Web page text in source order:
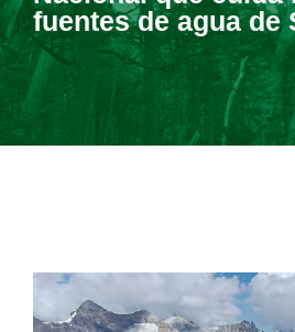
fuentes de agua de